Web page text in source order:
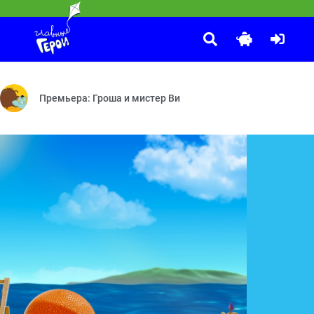
Игровая площадка — Фокус-покус
теперь не только укладывают детей спать. Они с
Маша и Медведь
Осторожно, ремонт! — Витамин роста — Новая метла —
Премьера: Гроша и мистер Ви